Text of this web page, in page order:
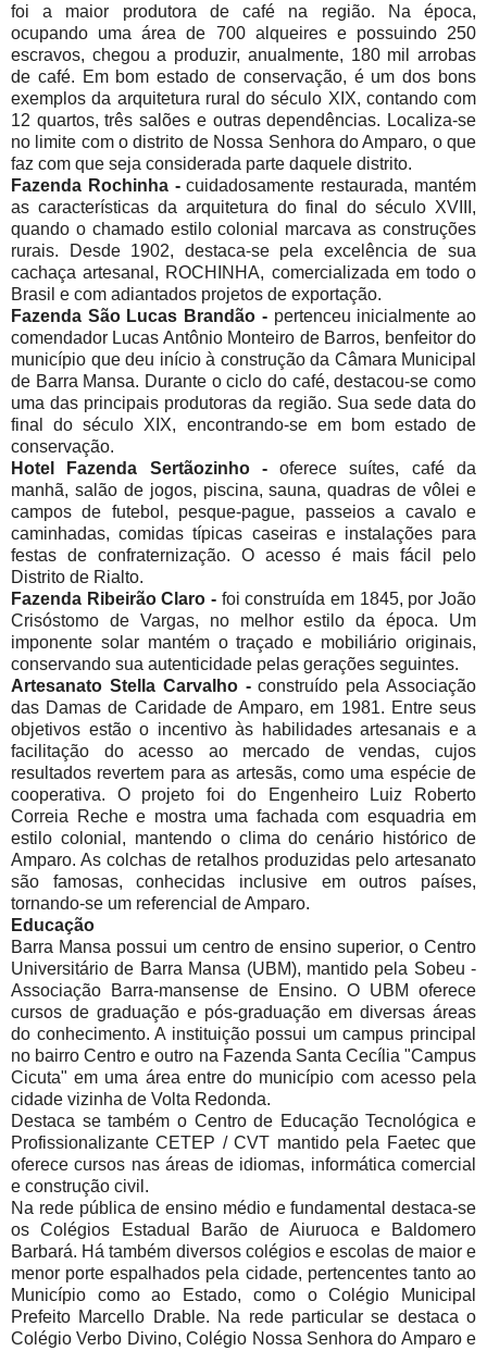
foi a maior produtora de café na região. Na época,
ocupando uma área de 700 alqueires e possuindo 250
escravos, chegou a produzir, anualmente, 180 mil arrobas
de café. Em bom estado de conservação, é um dos bons
exemplos da arquitetura rural do século XIX, contando com
12 quartos, três salões e outras dependências. Localiza-se
no limite com o distrito de Nossa Senhora do Amparo, o que
faz com que seja considerada parte daquele distrito.
Fazenda Rochinha -cuidadosamente restaurada, mantém
as características da arquitetura do final do século XVIII,
quando o chamado estilo colonial marcava as construções
rurais. Desde 1902, destaca-se pela excelência de sua
cachaça artesanal, ROCHINHA, comercializada em todo o
Brasil e com adiantados projetos de exportação.
Fazenda São Lucas Brandão -pertenceu inicialmente ao
comendador Lucas Antônio Monteiro de Barros, benfeitor do
município que deu início à construção da Câmara Municipal
de Barra Mansa. Durante o ciclo do café, destacou-se como
uma das principais produtoras da região. Sua sede data do
final do século XIX, encontrando-se em bom estado de
conservação.
Hotel Fazenda Sertãozinho -oferece suítes, café da
manhã, salão de jogos, piscina, sauna, quadras de vôlei e
campos de futebol, pesque-pague, passeios a cavalo e
caminhadas, comidas típicas caseiras e instalações para
festas de confraternização. O acesso é mais fácil pelo
Distrito de Rialto.
Fazenda Ribeirão Claro - foi construída em 1845, por João
Crisóstomo de Vargas, no melhor estilo da época. Um
imponente solar mantém o traçado e mobiliário originais,
conservando sua autenticidade pelas gerações seguintes.
Artesanato Stella Carvalho -construído pela Associação
das Damas de Caridade de Amparo, em 1981. Entre seus
objetivos estão o incentivo às habilidades artesanais e a
facilitação do acesso ao mercado de vendas, cujos
resultados revertem para as artesãs, como uma espécie de
cooperativa. O projeto foi do Engenheiro Luiz Roberto
Correia Reche e mostra uma fachada com esquadria em
estilo colonial, mantendo o clima do cenário histórico de
Amparo. As colchas de retalhos produzidas pelo artesanato
são famosas, conhecidas inclusive em outros países,
tornando-se um referencial de Amparo.
Educação
Barra Mansa possui um centro de ensino superior, o Centro
Universitário de Barra Mansa (UBM), mantido pela Sobeu -
Associação Barra-mansense de Ensino. O UBM oferece
cursos de graduação e pós-graduação em diversas áreas
do conhecimento. A instituição possui um campus principal
no bairro Centro e outro na Fazenda Santa Cecília "Campus
Cicuta" em uma área entre do município com acesso pela
cidade vizinha de Volta Redonda.
Destaca se também o Centro de Educação Tecnológica e
Profissionalizante CETEP / CVT mantido pela Faetec que
oferece cursos nas áreas de idiomas, informática comercial
e construção civil.
Na rede pública de ensino médio e fundamental destaca-se
os Colégios Estadual Barão de Aiuruoca e Baldomero
Barbará. Há também diversos colégios e escolas de maior e
menor porte espalhados pela cidade, pertencentes tanto ao
Município como ao Estado, como o Colégio Municipal
Prefeito Marcello Drable. Na rede particular se destaca o
Colégio Verbo Divino, Colégio Nossa Senhora do Amparo e